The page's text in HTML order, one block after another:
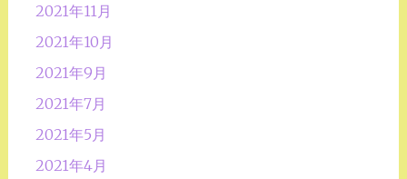
2021年11月
2021年10月
2021年9月
2021年7月
2021年5月
2021年4月